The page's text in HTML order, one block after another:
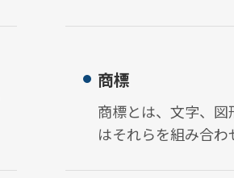
商標
商標とは、文字、
はそれらを組み合